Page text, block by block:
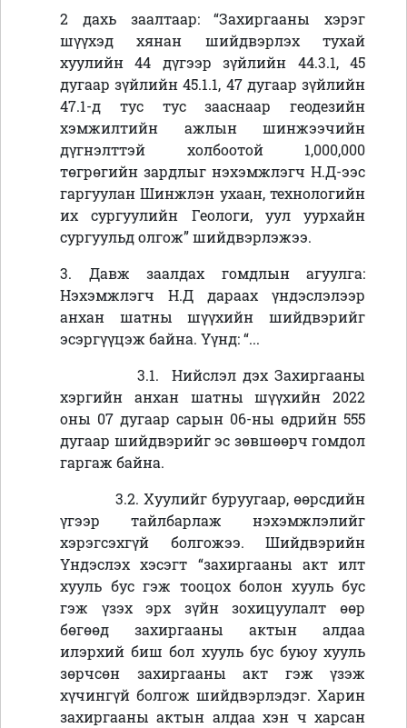
2 дахь заалтаар: “Захиргааны хэрэг
шүүхэд хянан шийдвэрлэх тухай
хуулийн 44 дүгээр зүйлийн 44.3.1, 45
дугаар зүйлийн 45.1.1, 47 дугаар зүйлийн
47.1-д тус тус зааснаар геодезийн
хэмжилтийн ажлын шинжээчийн
дүгнэлттэй холбоотой 1,000,000
төгрөгийн зардлыг нэхэмжлэгч Н.Д-ээс
гаргуулан Шинжлэн ухаан, технологийн
их сургуулийн Геологи, уул уурхайн
сургуульд олгож” шийдвэрлэжээ.
3. Давж заалдах гомдлын агуулга:
Нэхэмжлэгч Н.Д дараах үндэслэлээр
анхан шатны шүүхийн шийдвэрийг
эсэргүүцэж байна. Үүнд: “...
3.1. Нийслэл дэх Захиргааны
хэргийн анхан шатны шүүхийн 2022
оны 07 дугаар сарын 06-ны өдрийн 555
дугаар шийдвэрийг эс зөвшөөрч гомдол
гаргаж байна.
3.2. Хуулийг буруугаар, өөрсдийн
үгээр тайлбарлаж нэхэмжлэлийг
хэрэгсэхгүй болгожээ. Шийдвэрийн
Үндэслэх хэсэгт “захиргааны акт илт
хууль бус гэж тооцох болон хууль бус
гэж үзэх эрх зүйн зохицуулалт өөр
бөгөөд захиргааны актын алдаа
илэрхий биш бол хууль бус буюу хууль
зөрчсөн захиргааны акт гэж үзэж
хүчингүй болгож шийдвэрлэдэг. Харин
захиргааны актын алдаа хэн ч харсан